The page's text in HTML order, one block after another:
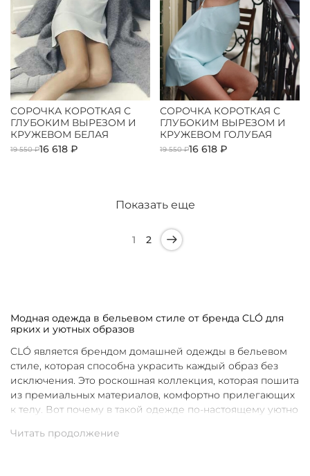
СОРОЧКА КОРОТКАЯ С
ГЛУБОКИМ ВЫРЕЗОМ И
КРУЖЕВОМ БЕЛАЯ
19 550 ₽16 618 ₽
СОРОЧКА КОРОТКАЯ С
ГЛУБОКИМ ВЫРЕЗОМ И
КРУЖЕВОМ ГОЛУБАЯ
19 550 ₽16 618 ₽
Показать еще
1 2
Модная одежда в бельевом стиле от бренда CLÓ для
ярких и уютных образов
CLÓ является брендом домашней одежды в бельевом
стиле, которая способна украсить каждый образ без
исключения. Это роскошная коллекция, которая пошита
из премиальных материалов, комфортно прилегающих
к телу. Вот почему в такой одежде по-настоящему уютно
продуманные фасоны позволяют каждой женщине